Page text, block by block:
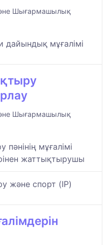
Шығармашылық
дайындық мұғалімі
Шығармашылық
мұғалімі
жаттықтырушы
және спорт (IP)